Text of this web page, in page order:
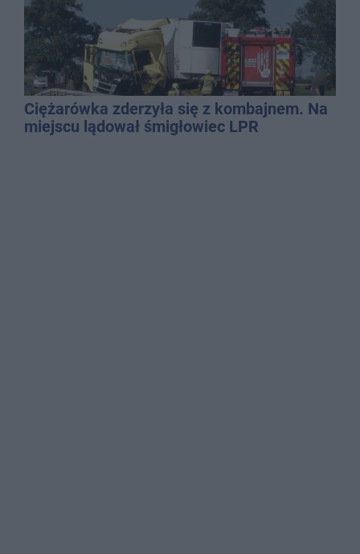
Ciężarówka zderzyła się z kombajnem. Na
miejscu lądował śmigłowiec LPR